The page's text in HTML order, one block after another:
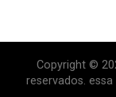
Copyright ©
reservados.